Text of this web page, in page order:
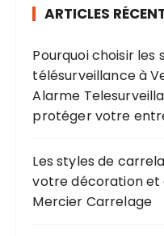
ARTICLES
Pourquoi choisir
télésurveillance à
Alarme
protéger votre
Les styles de
votre décoration et
Mercier Carrelage